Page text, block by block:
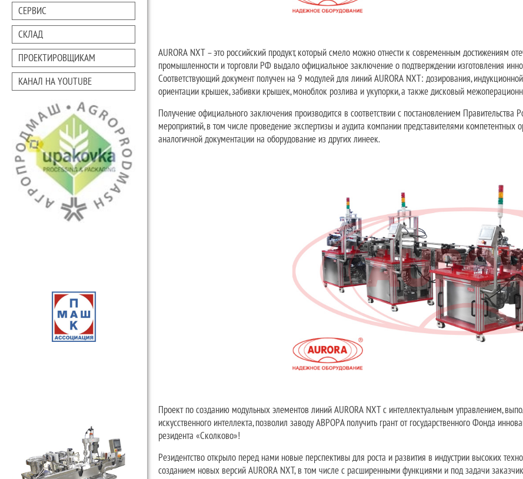
СЕРВИС
СКЛАД
ПРОЕКТИРОВЩИКАМ
КАНАЛ НА YOUTUBE
AURORA NXT – это российский продукт, который смело можно отнести к современным достижениям
промышленности и торговли РФ выдало официальное заключение о подтверждении изготовления
Соответствующий документ получен на 9 модулей для линий AURORA NXT: дозирования,
ориентации крышек, забивки крышек, моноблок розлива и укупорки, а также дисковый
Получение официального заключения производится в соответствии с постановлением
мероприятий, в том числе проведение экспертизы и аудита компании представителями
аналогичной документации на оборудование из других линеек.
Проект по созданию модульных элементов линий AURORA NXT с интеллектуальным управлением,
искусственного интеллекта, позволил заводу АВРОРА получить грант от государственного Фонда
резидента «Сколково»!
Резидентство открыло перед нами новые перспективы для роста и развития в индустрии высоких
созданием новых версий AURORA NXT, в том числе с расширенными функциями и под задачи